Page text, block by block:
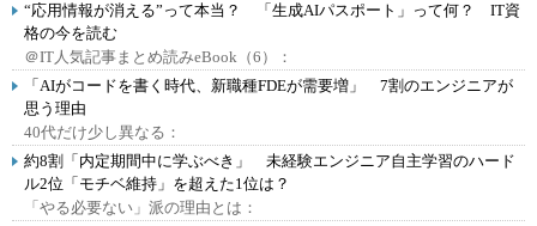
“応用情報が消える”って本当？ 「生成AIパスポート」って何？ IT資
格の今を読む
＠IT人気記事まとめ読みeBook（6）：
「AIがコードを書く時代、新職種FDEが需要増」 7割のエンジニアが
思う理由
40代だけ少し異なる：
約8割「内定期間中に学ぶべき」 未経験エンジニア自主学習のハード
ル2位「モチベ維持」を超えた1位は？
「やる必要ない」派の理由とは：